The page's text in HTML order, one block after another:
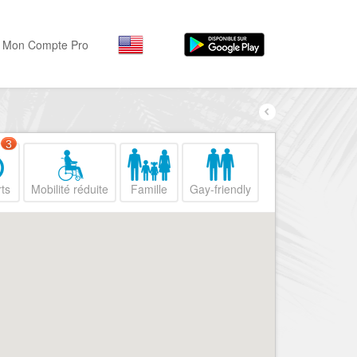
Hôtels, ...
Visiter
Musées, ...
Par quartiers
Nice Promenade du
Nice le Port
Mon Compte Pro
3
Mobilité réduite Famille Gay-friendly